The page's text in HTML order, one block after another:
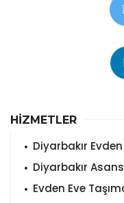
HİZMETLER
Diyarbakır
Diyarbakır
Evden Eve